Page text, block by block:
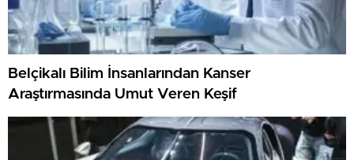
Belçikalı Bilim İnsanlarından Kanser
Araştırmasında Umut Veren Keşif